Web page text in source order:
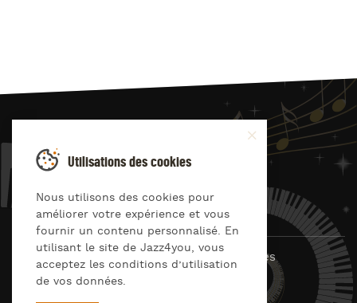
JAZZ4
© Jazz4you 2019 – 2026 Tous droits réservés
Déclaration de confidentialité
Utilisations des cookies
Nous utilisons des cookies pour
améliorer votre expérience et vous
fournir un contenu personnalisé. En
utilisant le site de Jazz4you, vous
acceptez les conditions d’utilisation
de vos données.